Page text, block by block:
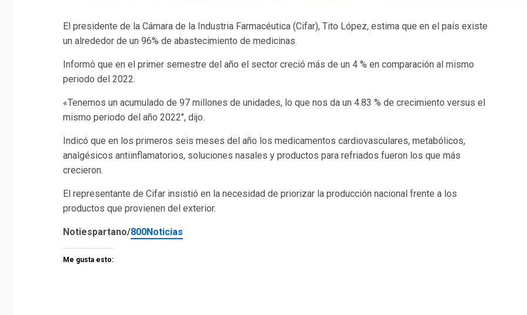
El presidente de la Cámara de la Industria Farmacéutica (Cifar), Tito López, estima que en el país existe
un alrededor de un 96% de abastecimiento de medicinas.
Informó que en el primer semestre del año el sector creció más de un 4 % en comparación al mismo
periodo del 2022.
«Tenemos un acumulado de 97 millones de unidades, lo que nos da un 4.83 % de crecimiento versus el
mismo periodo del año 2022″, dijo.
Indicó que en los primeros seis meses del año los medicamentos cardiovasculares, metabólicos,
analgésicos antiinflamatorios, soluciones nasales y productos para refriados fueron los que más
crecieron.
El representante de Cifar insistió en la necesidad de priorizar la producción nacional frente a los
productos que provienen del exterior.
Notiespartano/800Noticias
Me gusta esto: